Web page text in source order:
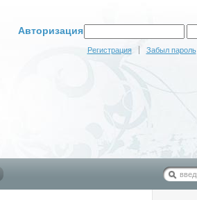
Авторизация
Регистрация Забыл пароль